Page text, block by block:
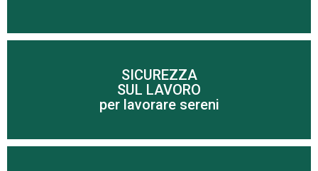
SICUREZZA
SUL LAVORO
per lavorare sereni
Scopri di più